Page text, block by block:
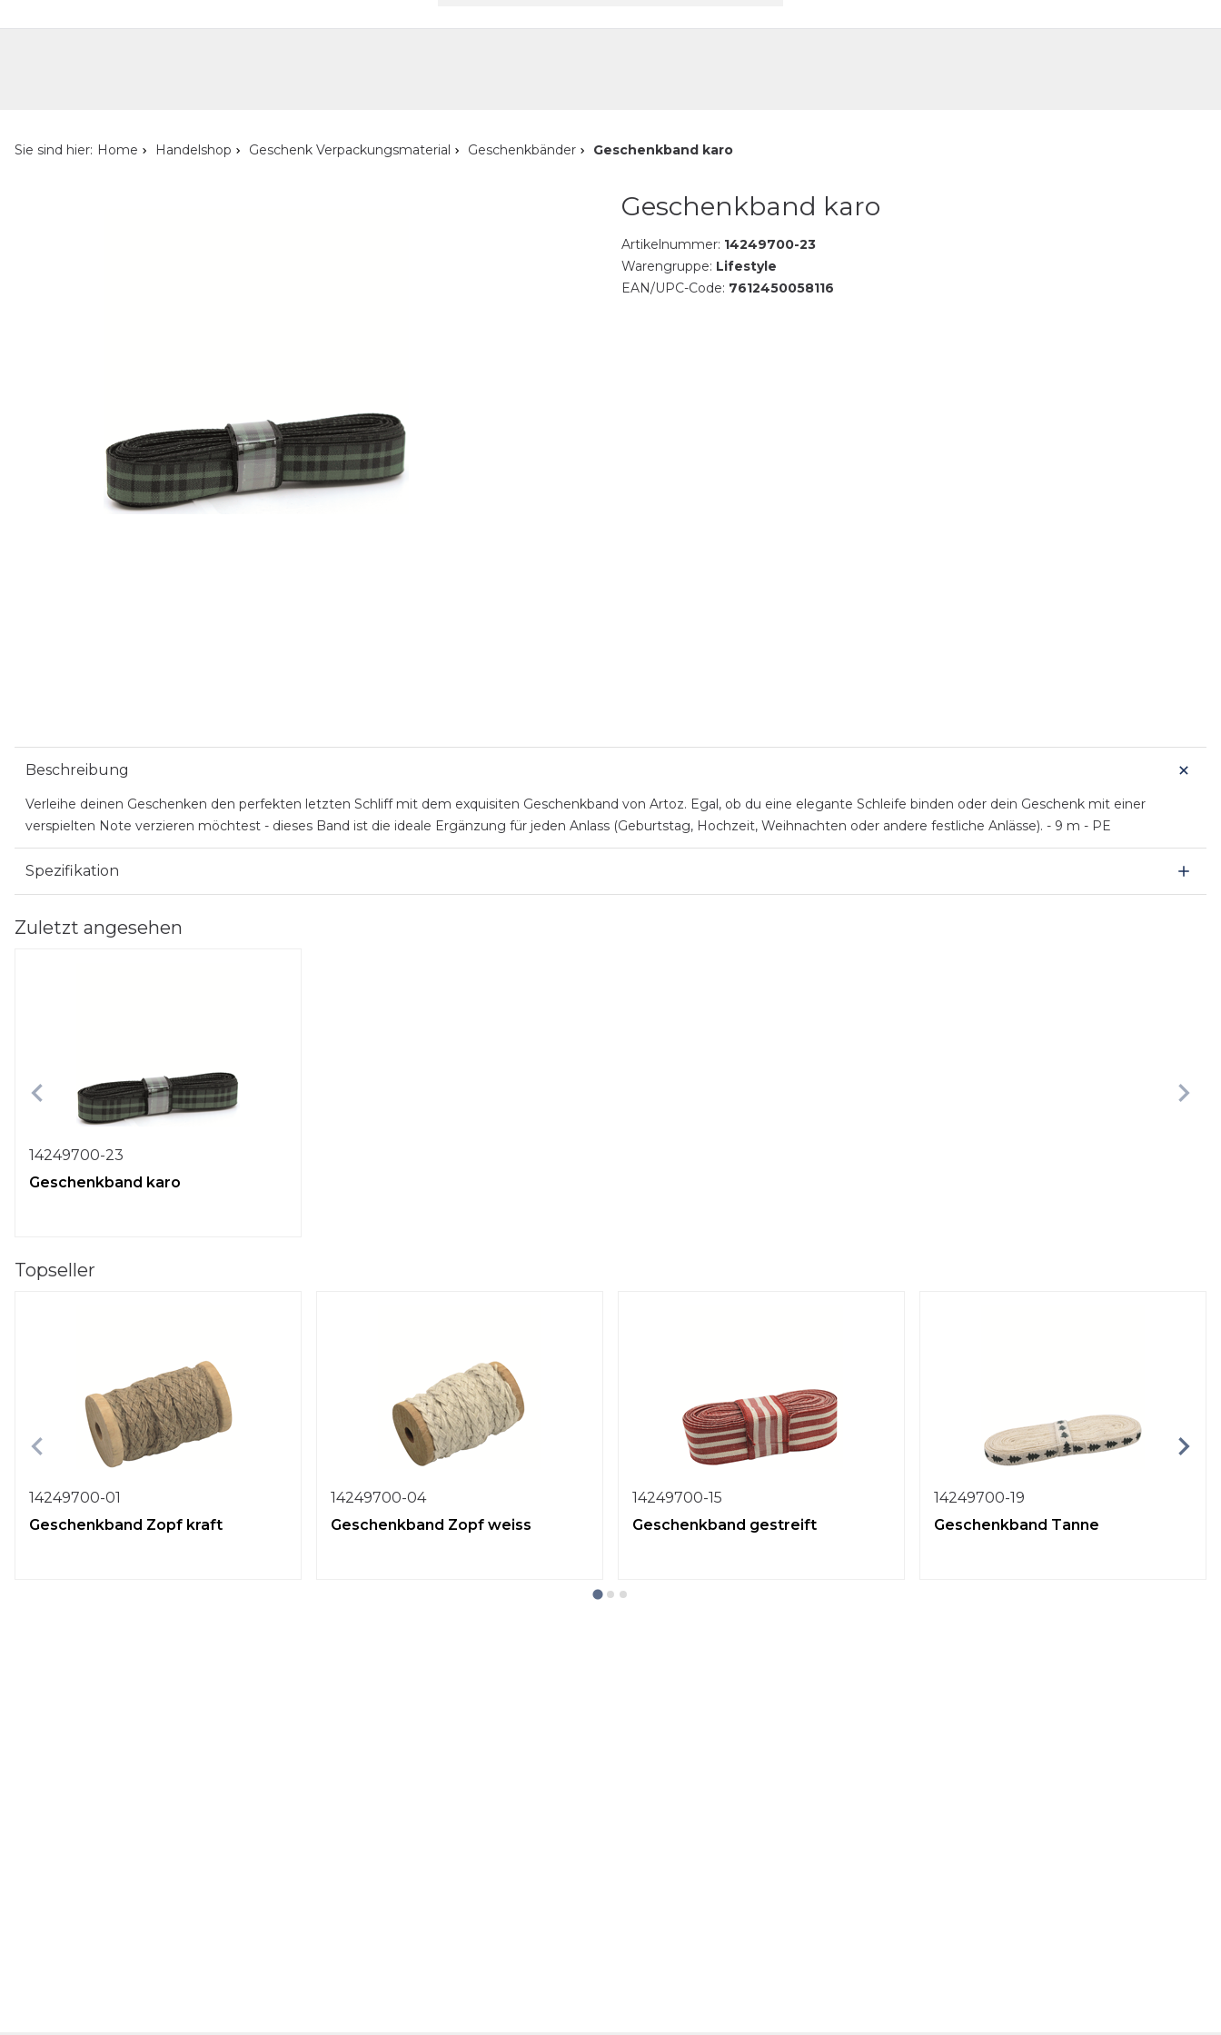
Sie sind hier: Home Handelshop Geschenk Verpackungsmaterial Geschenkbänder Geschenkband karo
Geschenkband karo
Artikelnummer: 14249700-23
Warengruppe: Lifestyle
EAN/UPC-Code: 7612450058116
Beschreibung
Verleihe deinen Geschenken den perfekten letzten Schliff mit dem exquisiten Geschenkband von Artoz. Egal, ob du eine elegante Schleife binden oder dein Geschenk mit einer
verspielten Note verzieren möchtest - dieses Band ist die ideale Ergänzung für jeden Anlass (Geburtstag, Hochzeit, Weihnachten oder andere festliche Anlässe). - 9 m - PE
Spezifikation
Zuletzt angesehen
14249700-23
Geschenkband karo
Topseller
14249700-01
Geschenkband Zopf kraft
14249700-04
Geschenkband Zopf weiss
14249700-15
Geschenkband gestreift
14249700-19
Geschenkband Tanne